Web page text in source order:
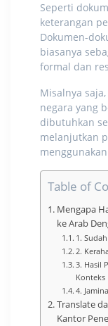
Seperti
keterangan
Dokumen-
biasanya
formal dan
Misalnya
negara yang
dibutuhkan
melanjutkan
Table of
Mengapa
ke Arab
1.
2.
3. Hasil
Konteks
4.
Translate
Kantor